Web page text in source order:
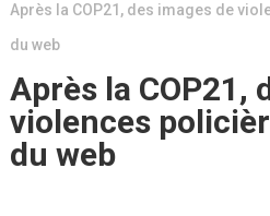
Après la COP21, des images de
du web
Après la COP21,
violences
du web